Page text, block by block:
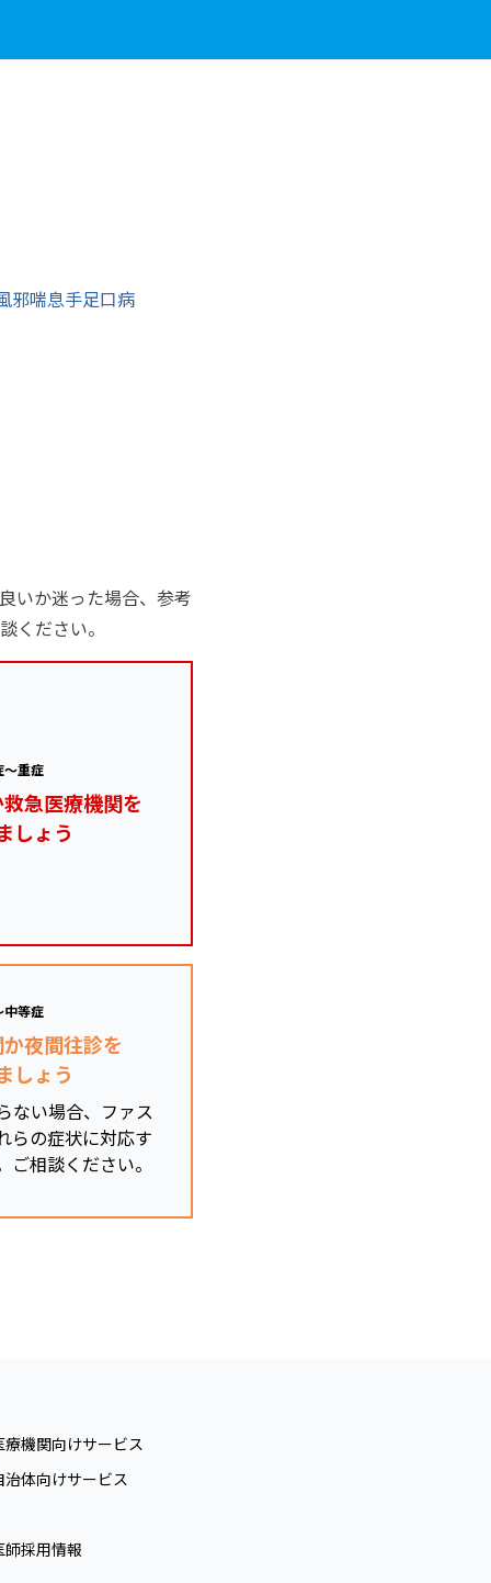
邪喘息手足口病
いか迷った場合、参考
ください。
～重症
急医療機関を
しょう
中等症
夜間往診を
しょう
ない場合、ファス
らの症状に対応す
ご相談ください。
療機関向けサービス
治体向けサービス
師採用情報